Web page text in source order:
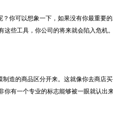
你可以想象一下，如果没有你最重要
些工具，你公司的将来就会陷入危机
造的商品区分开来。这就像你去商店买
有一个专业的标志能够被一眼就认出